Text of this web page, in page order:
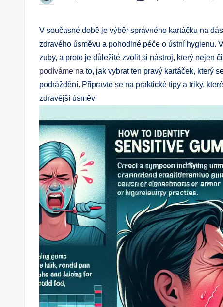
by
V současné době je výběr správného kartáčku na
zdravého úsměvu a pohodlné péče o ústní hygienu.
zuby, a proto je důležité zvolit si nástroj, který nejen
podíváme na to, jak vybrat ten pravý kartáček, který
podráždění. Připravte se na praktické tipy a triky,
zdravější úsměv!